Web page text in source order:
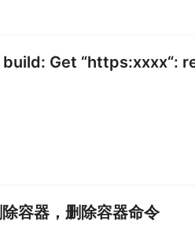
build: Get “https:xxxx“:
容器，删除容器命令